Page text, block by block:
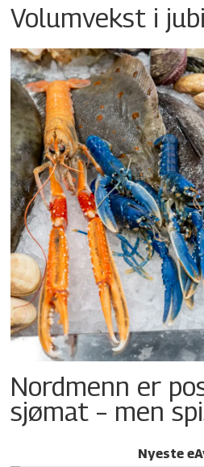
Volumvekst i
Nordmenn er
sjømat – men
Nyeste